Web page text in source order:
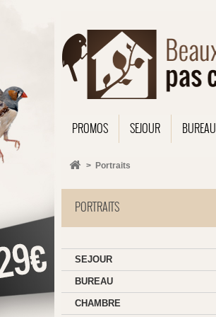
PROMOS SEJOUR BUREAU
> Portraits
PORTRAITS
SEJOUR
BUREAU
CHAMBRE